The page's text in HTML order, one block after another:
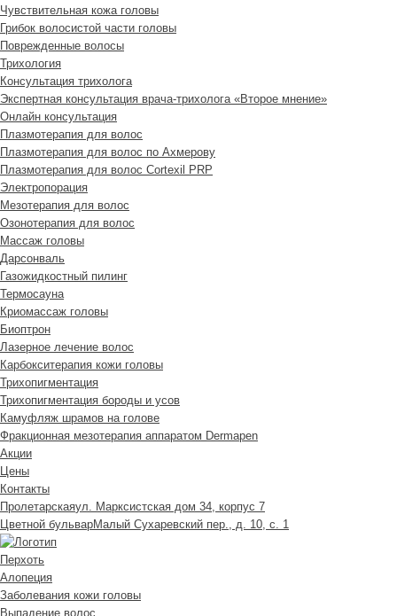
Чувствительная кожа головы
Грибок волосистой части головы
Поврежденные волосы
Трихология
Консультация трихолога
Экспертная консультация врача-трихолога «Второе мнение»
Онлайн консультация
Плазмотерапия для волос
Плазмотерапия для волос по Ахмерову
Плазмотерапия для волос Cortexil PRP
Электропорация
Мезотерапия для волос
Озонотерапия для волос
Массаж головы
Дарсонваль
Газожидкостный пилинг
Термосауна
Криомассаж головы
Биоптрон
Лазерное лечение волос
Карбокситерапия кожи головы
Трихопигментация
Трихопигментация бороды и усов
Камуфляж шрамов на голове
Фракционная мезотерапия аппаратом Dermapen
Акции
Цены
Контакты
Пролетарскаяул. Марксистская дом 34, корпус 7
Цветной бульварМалый Сухаревский пер., д. 10, с. 1
Перхоть
Алопеция
Заболевания кожи головы
Выпадение волос